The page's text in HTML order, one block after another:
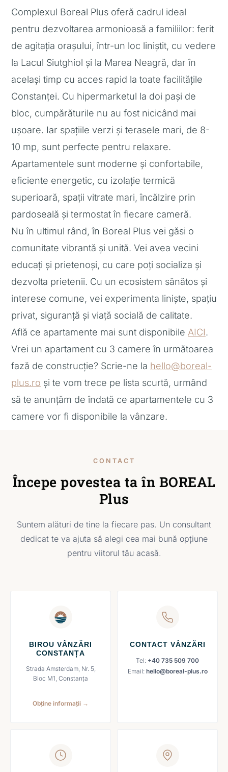
Complexul Boreal Plus oferă cadrul ideal
pentru dezvoltarea armonioasă a familiilor: ferit
de agitația orașului, într-un loc liniștit, cu vedere
la Lacul Siutghiol și la Marea Neagră, dar în
același timp cu acces rapid la toate facilitățile
Constanței. Cu hipermarketul la doi pași de
bloc, cumpărăturile nu au fost nicicând mai
ușoare. Iar spațiile verzi și terasele mari, de 8-
10 mp, sunt perfecte pentru relaxare.
Apartamentele sunt moderne și confortabile,
eficiente energetic, cu izolație termică
superioară, spații vitrate mari, încălzire prin
pardoseală și termostat în fiecare cameră.
Nu în ultimul rând, în Boreal Plus vei găsi o
comunitate vibrantă și unită. Vei avea vecini
educați și prietenoși, cu care poți socializa și
dezvolta prietenii. Cu un ecosistem sănătos și
interese comune, vei experimenta liniște, spațiu
privat, siguranță și viață socială de calitate.
Află ce apartamente mai sunt disponibile AICI.
Vrei un apartament cu 3 camere în următoarea
fază de construcție? Scrie-ne la hello@boreal-
plus.ro și te vom trece pe lista scurtă, urmând
să te anunțăm de îndată ce apartamentele cu 3
camere vor fi disponibile la vânzare.
CONTACT
Începe povestea ta în BOREAL
Plus
Suntem alături de tine la fiecare pas. Un consultant
dedicat te va ajuta să alegi cea mai bună opțiune
pentru viitorul tău acasă.
BIROU VÂNZĂRI
CONSTANȚA
Strada Amsterdam, Nr. 5,
Bloc M1, Constanța
Obține informații →
CONTACT VÂNZĂRI
Tel: +40 735 509 700
Email: hello@boreal-plus.ro